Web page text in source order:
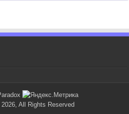
All Rights Reserved